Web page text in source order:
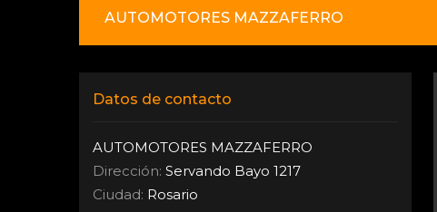
AUTOMOTORES MAZZAFERRO
Datos de contacto
AUTOMOTORES MAZZAFERRO
Dirección: Servando Bayo 1217
Ciudad: Rosario